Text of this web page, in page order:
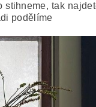
tak
podělíme